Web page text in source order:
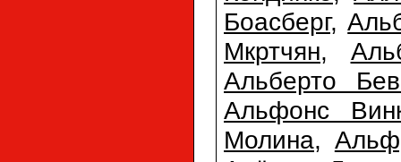
Боасберг,
Мкртчян,
Альберто
Альфонс
Молина,